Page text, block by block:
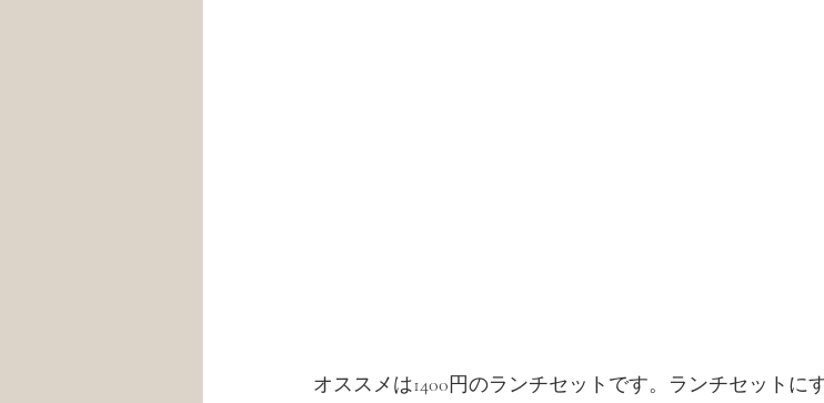
オススメは1400円のランチセットです。ランチセットに